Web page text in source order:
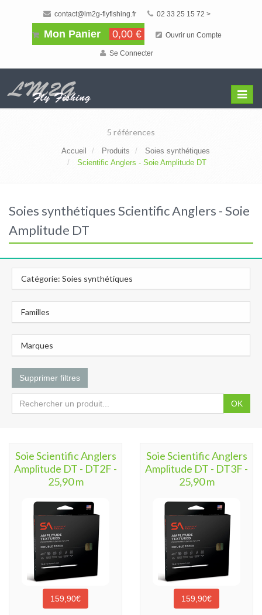
contact@lm2g-flyfishing.fr 02 33 25 15 72 >
Mon Panier 0,00 € Ouvrir un Compte
Se Connecter
Menu
5 références
Accueil Produits
Soies synthétiques
Scientific Anglers - Soie Amplitude DT
Soies synthétiques Scientific Anglers - Soie
Amplitude DT
Catégorie: Soies synthétiques
Familles
Marques
Supprimer filtres
OK
Soie Scientific Anglers
Amplitude DT - DT2F -
25,90 m
159,90€
Soie Scientific Anglers
Amplitude DT - DT3F -
25,90 m
159,90€